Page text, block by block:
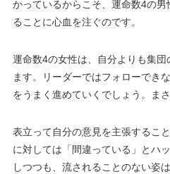
かっているからこそ、運命数4の
ることに心血を注ぐのです。
運命数4の女性は、自分よりも集団
ます。リーダーではフォローでき
をうまく進めていくでしょう。ま
表立って自分の意見を主張するこ
に対しては「間違っている」とハ
しつつも、流されることのない姿